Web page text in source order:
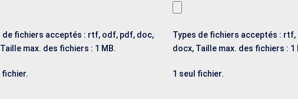
de fichiers acceptés : rtf, odf, pdf, doc,
max. des fichiers : 1 MB.
fichier.
Types de fichiers acceptés :
docx, Taille max. des fichiers : 1
1 seul fichier.